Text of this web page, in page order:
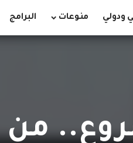
ودولي منوعات البرامج
من